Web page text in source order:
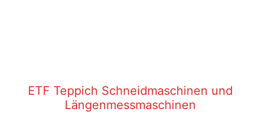
ETF Teppich Schneidmaschinen und
Längenmessmaschinen